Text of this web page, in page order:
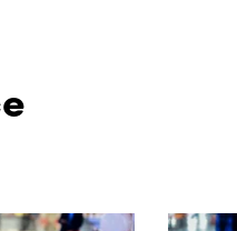
w poziomie. Użyj